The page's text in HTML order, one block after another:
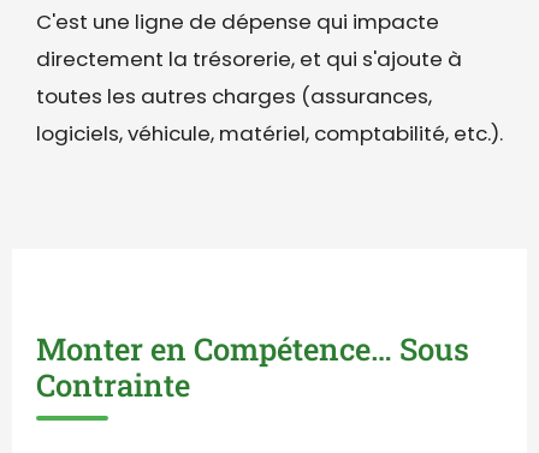
C'est une ligne de dépense qui impacte
directement la trésorerie, et qui s'ajoute à
toutes les autres charges (assurances,
logiciels, véhicule, matériel, comptabilité, etc.).
Monter en Compétence… Sous
Contrainte